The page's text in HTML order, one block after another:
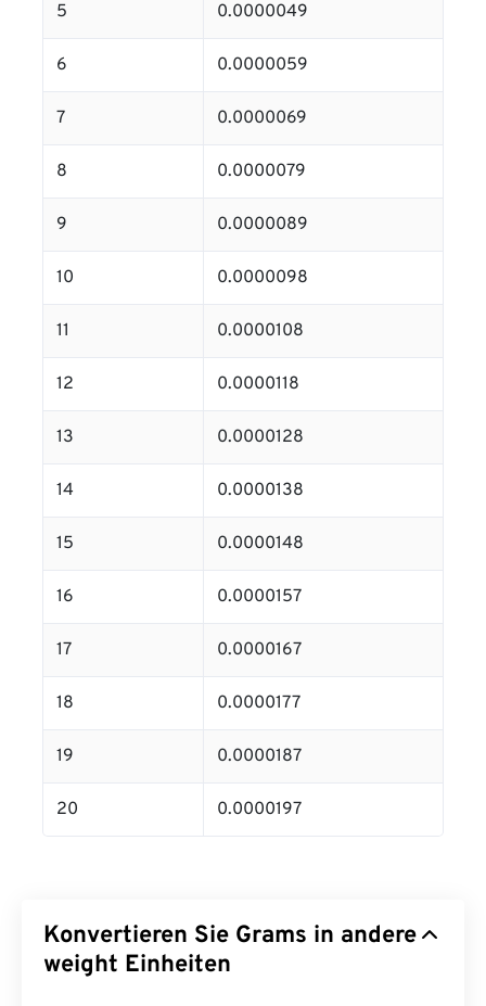
5 0.0000049
6 0.0000059
7 0.0000069
8 0.0000079
9 0.0000089
10 0.0000098
11 0.0000108
12 0.0000118
13 0.0000128
14 0.0000138
15 0.0000148
16 0.0000157
17 0.0000167
18 0.0000177
19 0.0000187
20 0.0000197
Konvertieren Sie Grams in andere
weight Einheiten